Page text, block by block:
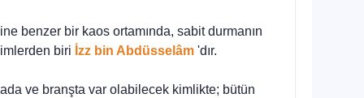
benzer bir kaos ortamında, sabit durmanın
biri İzz bin Abdüsselâm 'dır.
ve branşta var olabilecek kimlikte; bütün